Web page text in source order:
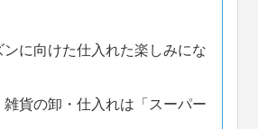
ンに向けた仕入れた楽しみにな
雑貨の卸・仕入れは「スーパー